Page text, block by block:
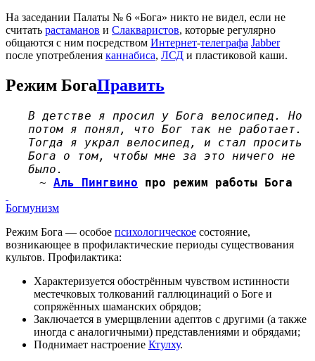
На заседании Палаты № 6 «Бога» никто не видел, если не
считать растаманов и Слакваристов, которые регулярно
общаются с ним посредством Интернет-телеграфа Jabber
после употребления каннабиса, ЛСД и пластиковой каши.
Режим БогаПравить
В детстве я просил у Бога велосипед. Но
потом я понял, что Бог так не работает.
Тогда я украл велосипед, и стал просить
Бога о том, чтобы мне за это ничего не
было.
~ Аль Пингвино про режим работы Бога
Богмунизм
Режим Бога — особое психологическое состояние,
возникающее в профилактические периоды существования
культов. Профилактика:
Характеризуется обострённым чувством истинности
местечковых толкований галлюцинаций о Боге и
сопряжённых шаманских обрядов;
Заключается в умерщвлении адептов с другими (а также
иногда с аналогичными) представлениями и обрядами;
Поднимает настроение Ктулху.